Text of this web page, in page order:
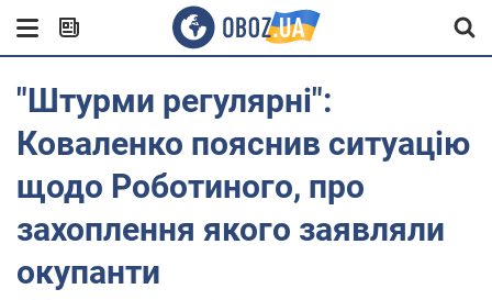
"Штурми регулярні":
Коваленко пояснив ситуацію
щодо Роботиного, про
захоплення якого заявляли
окупанти